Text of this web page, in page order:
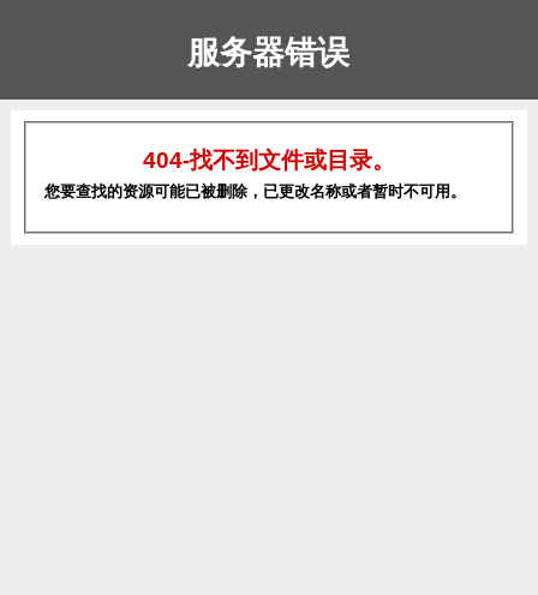
服务器错误
404-找不到文件或目录。
您要查找的资源可能已被删除，已更改名称或者暂时不可用。